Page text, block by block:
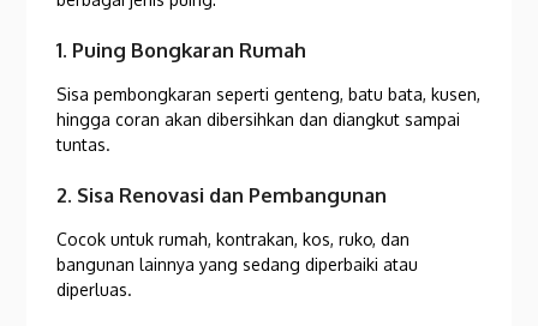
1. Puing Bongkaran Rumah
Sisa pembongkaran seperti genteng, batu bata, kusen,
hingga coran akan dibersihkan dan diangkut sampai
tuntas.
2. Sisa Renovasi dan Pembangunan
Cocok untuk rumah, kontrakan, kos, ruko, dan
bangunan lainnya yang sedang diperbaiki atau
diperluas.